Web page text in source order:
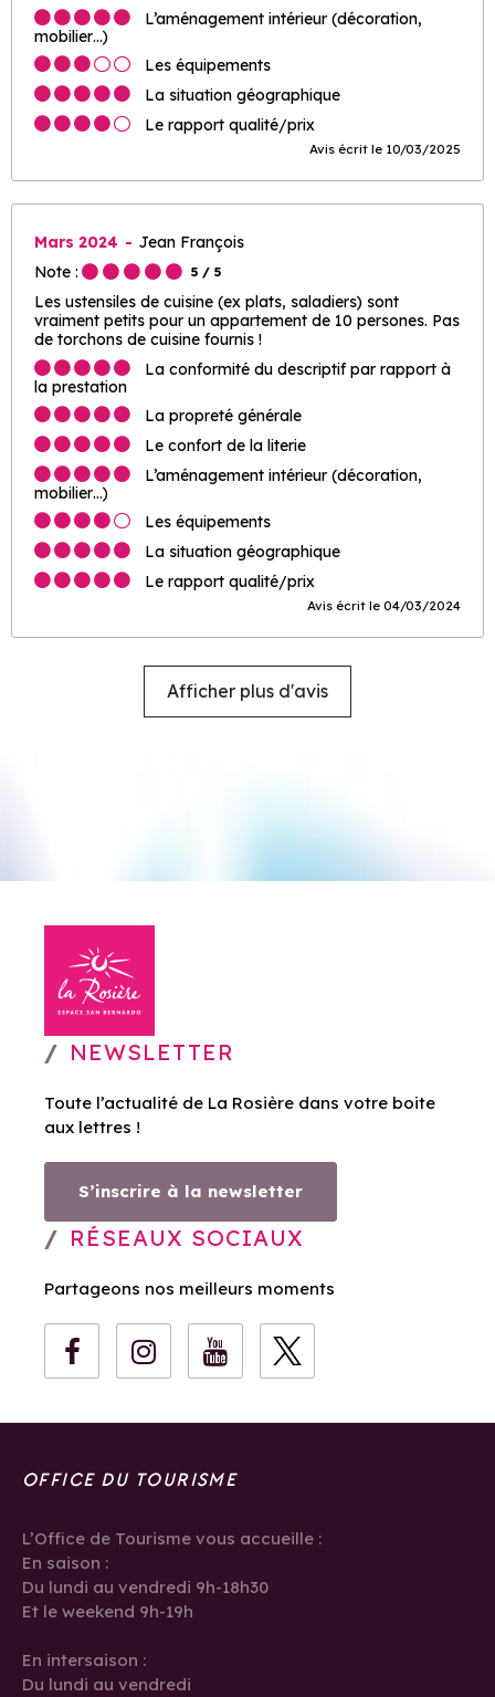
L’aménagement intérieur (décoration,
mobilier…)
Les équipements
La situation géographique
Le rapport qualité/prix
Avis écrit le 10/03/2025
Mars 2024
Jean François
Note :
5 / 5
Les ustensiles de cuisine (ex plats, saladiers) sont
vraiment petits pour un appartement de 10 persones. Pas
de torchons de cuisine fournis !
La conformité du descriptif par rapport à
la prestation
La propreté générale
Le confort de la literie
L’aménagement intérieur (décoration,
mobilier…)
Les équipements
La situation géographique
Le rapport qualité/prix
Avis écrit le 04/03/2024
Afficher plus d'avis
NEWSLETTER
Toute l’actualité de La Rosière dans votre boite
aux lettres !
S’inscrire à la newsletter
RÉSEAUX SOCIAUX
Partageons nos meilleurs moments
OFFICE DU TOURISME
L’Office de Tourisme vous accueille :
En saison :
Du lundi au vendredi 9h-18h30
Et le weekend 9h-19h
En intersaison :
Du lundi au vendredi